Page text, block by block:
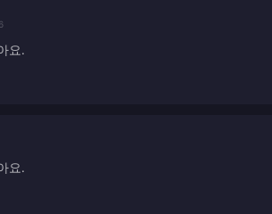
요.
요.